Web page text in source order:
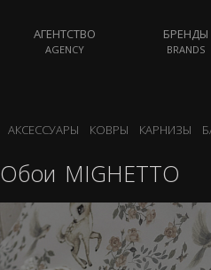
АГЕНТСТВО
AGENCY
БРЕНДЫ
BRANDS
АКСЕССУАРЫ КОВРЫ КАРНИЗЫ
Обои MIGHETTO